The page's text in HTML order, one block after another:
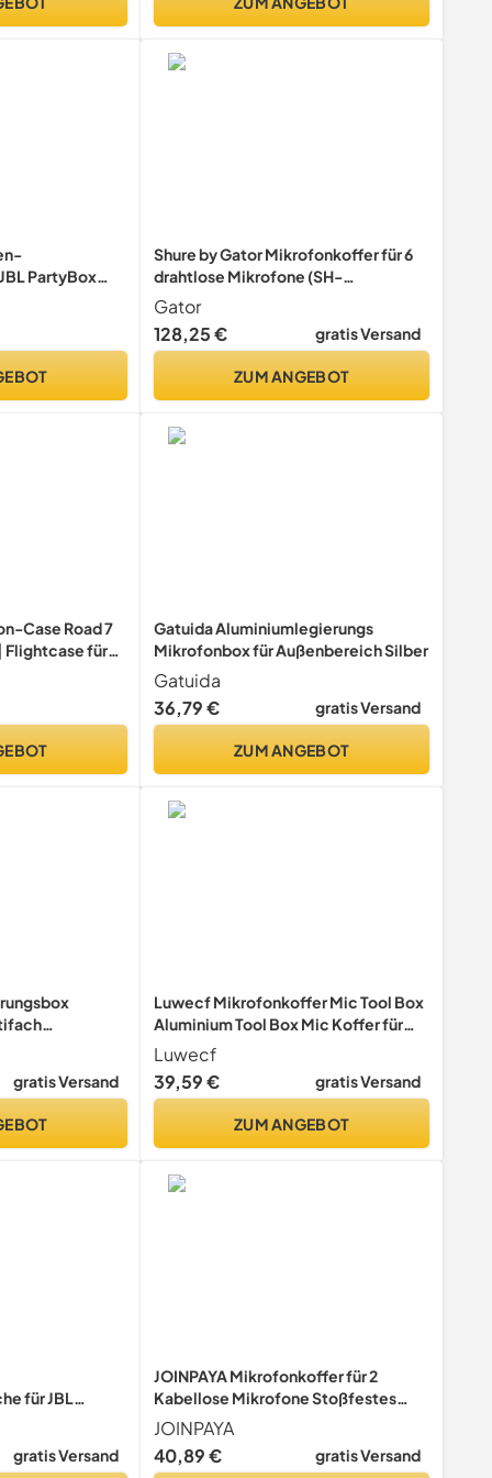
PartyBox
Shure by Gator Mikrofonkoffer für 6
drahtlose Mikrofone (SH-
MICCASEW06), schwarz
Gator
128,25 €
gratis Versand
ZUM ANGEBOT
Case Road 7
Flightcase für
Gatuida Aluminiumlegierungs
Mikrofonbox für Außenbereich Silber
Gatuida
36,79 €
gratis Versand
ZUM ANGEBOT
Tragbarer
mit
2 Kabellose
gratis Versand
Luwecf Mikrofonkoffer Mic Tool Box
Aluminium Tool Box Mic Koffer für
Mikrofone Soundkarte
Luwecf
39,59 €
gratis Versand
ZUM ANGEBOT
für JBL
Mikrofon,
Box,
gratis Versand
JOINPAYA Mikrofonkoffer für 2
Kabellose Mikrofone Stoßfestes
Aluminium Schutzgehäuse Tragbare
Aufbewahrungsbox für Audiogeräte
und Dj Zubehör
JOINPAYA
40,89 €
gratis Versand